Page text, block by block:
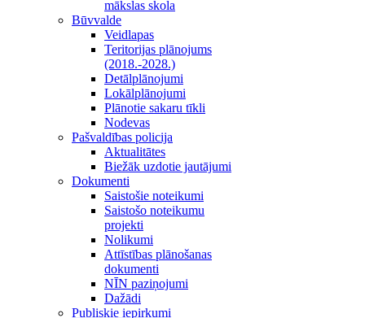
mākslas skola
Būvvalde
Veidlapas
Teritorijas plānojums
(2018.-2028.)
Detālplānojumi
Lokālplānojumi
Plānotie sakaru tīkli
Nodevas
Pašvaldības policija
Aktualitātes
Biežāk uzdotie jautājumi
Dokumenti
Saistošie noteikumi
Saistošo noteikumu
projekti
Nolikumi
Attīstības plānošanas
dokumenti
NĪN paziņojumi
Dažādi
Publiskie iepirkumi